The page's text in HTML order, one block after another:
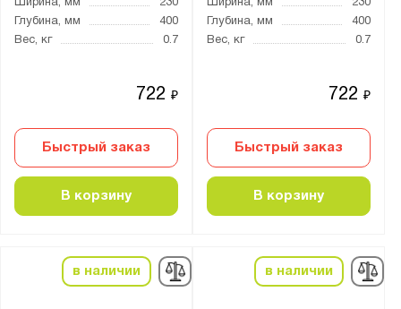
Ширина, мм
230
Глубина, мм
400
Вес, кг
0.7
722₽
Быстрый заказ
В корзину
Ширина, мм
230
Глубина, мм
400
Вес, кг
0.7
722₽
Быстрый заказ
В корзину
в наличии в наличии